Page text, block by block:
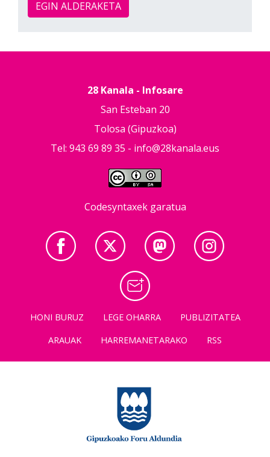
EGIN ALDERAKETA
28 Kanala - Infosare
San Esteban 20
Tolosa (Gipuzkoa)
Tel: 943 69 89 35 - info@28kanala.eus
Codesyntaxek garatua
HONI BURUZ LEGE OHARRA
PUBLIZITATEA
ARAUAK
HARREMANETARAKO RSS